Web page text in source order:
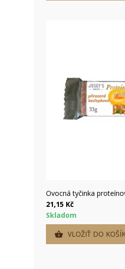
Ovocná tyčinka
21,15 Kč
Skladom
 VLOŽIŤ DO